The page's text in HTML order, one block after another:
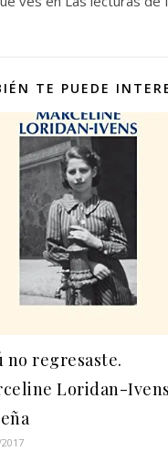
TE PUEDE
no regresaste.
Loridan-